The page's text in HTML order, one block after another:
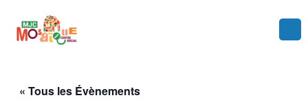
contenu
« Tous les Évènements